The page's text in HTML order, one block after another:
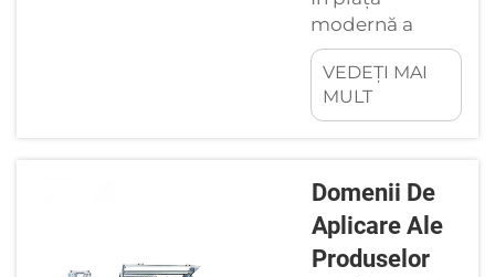
principalele
cauze ale
blocărilor.
Semifabricatele
cu rezistență
ondulației sau
cu...
modernă a
ambalajelor
ecologice,
maximizarea
ce se
minimizează
deșeurile de
materiale, este
VEDEȚI MAI
MULT
Domenii De
Aplicare Ale
Produselor